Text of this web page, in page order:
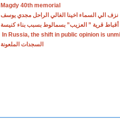
Magdy 40th memorial
نزف الي السماء اخينا الغالي الراحل مجدي يوسف
أقباط قرية ” العزيب” بسمالوط بسبب بناء كنيسة
In Russia, the shift in public opinion is
السجدات الملعونة